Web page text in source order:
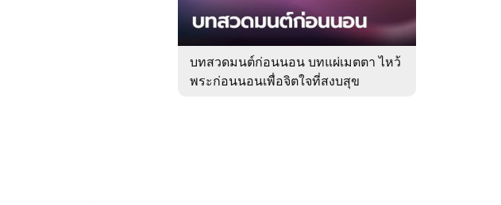
บทสวดมนต์ก่อนนอน บทแผ่เมตตา ไหว้
พระก่อนนอนเพื่อจิตใจที่สงบสุข